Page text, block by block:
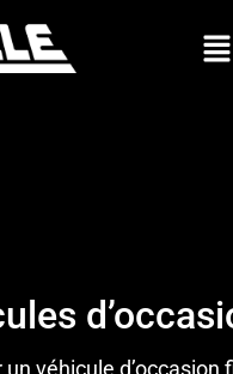
véhicule d’occasion